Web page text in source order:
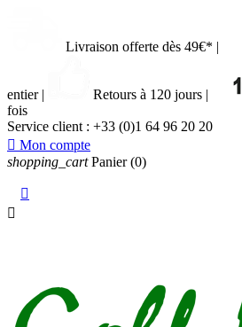
Livraison offerte dès 49€* |
entier | Retours à 120 jours |
fois
Service client : +33 (0)1 64 96 20 20
 Mon compte
shopping_cart Panier (0)

